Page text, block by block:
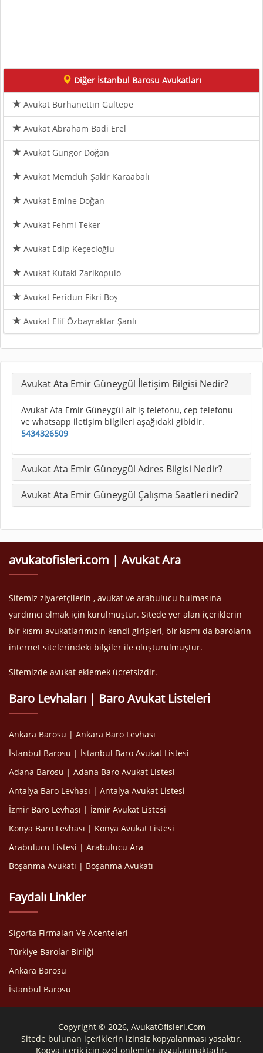
Diğer İstanbul Barosu Avukatları
Avukat Burhanettın Gültepe
Avukat Abraham Badi Erel
Avukat Güngör Doğan
Avukat Memduh Şakir Karaabalı
Avukat Emine Doğan
Avukat Fehmi Teker
Avukat Edip Keçecioğlu
Avukat Kutaki Zarikopulo
Avukat Feridun Fikri Boş
Avukat Elif Özbayraktar Şanlı
Avukat Ata Emir Güneygül İletişim Bilgisi Nedir?
Avukat Ata Emir Güneygül ait iş telefonu, cep telefonu
ve whatsapp iletişim bilgileri aşağıdaki gibidir.
5434326509
Avukat Ata Emir Güneygül Adres Bilgisi Nedir?
Avukat Ata Emir Güneygül Çalışma Saatleri nedir?
avukatofisleri.com | Avukat Ara
Sitemiz ziyaretçilerin , avukat ve arabulucu bulmasına
yardımcı olmak için kurulmuştur. Sitede yer alan içeriklerin
bir kısmı avukatlarımızın kendi girişleri, bir kısmı da baroların
internet sitelerindeki bilgiler ile oluşturulmuştur.
Sitemizde avukat eklemek ücretsizdir.
Baro Levhaları | Baro Avukat Listeleri
Ankara Barosu | Ankara Baro Levhası
İstanbul Barosu | İstanbul Baro Avukat Listesi
Adana Barosu | Adana Baro Avukat Listesi
Antalya Baro Levhası | Antalya Avukat Listesi
İzmir Baro Levhası | İzmir Avukat Listesi
Konya Baro Levhası | Konya Avukat Listesi
Arabulucu Listesi | Arabulucu Ara
Boşanma Avukatı | Boşanma Avukatı
Faydalı Linkler
Sigorta Firmaları Ve Acenteleri
Türkiye Barolar Birliği
Ankara Barosu
İstanbul Barosu
Copyright © 2026, AvukatOfisleri.Com
Sitede bulunan içeriklerin izinsiz kopyalanması yasaktır.
Kopya içerik için özel önlemler uygulanmaktadır.